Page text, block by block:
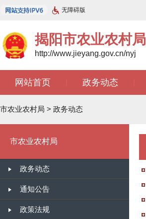
无障碍版
揭阳市农业农村局
http://www.jieyang.gov.cn/nyj
网站首页 政务动态
市农业农村局 > 政务动态
市农业农村局
政务动态
通知公告
政策法规